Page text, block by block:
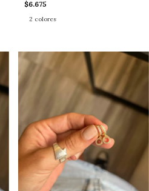
$6.675
2 colores